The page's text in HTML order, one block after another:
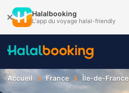
Halalbooking
L'app du voyage halal-friendly
Accueil France Île-de-France